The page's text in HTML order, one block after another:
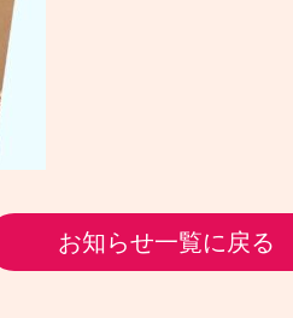
お知らせ一覧に戻る